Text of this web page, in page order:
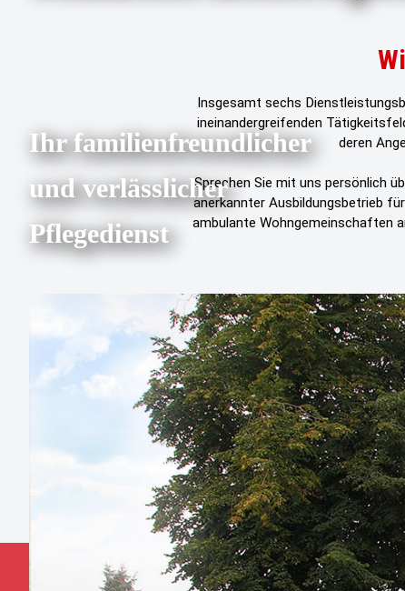
Ihr familienfreundlicher
und verlässlicher
Pflegedienst
Insgesamt sechs
ineinandergreifenden
deren
Sprechen Sie mit uns persönlich
anerkannter Ausbildungsbetrieb
ambulante Wohngemeinschaften
Aktuelle